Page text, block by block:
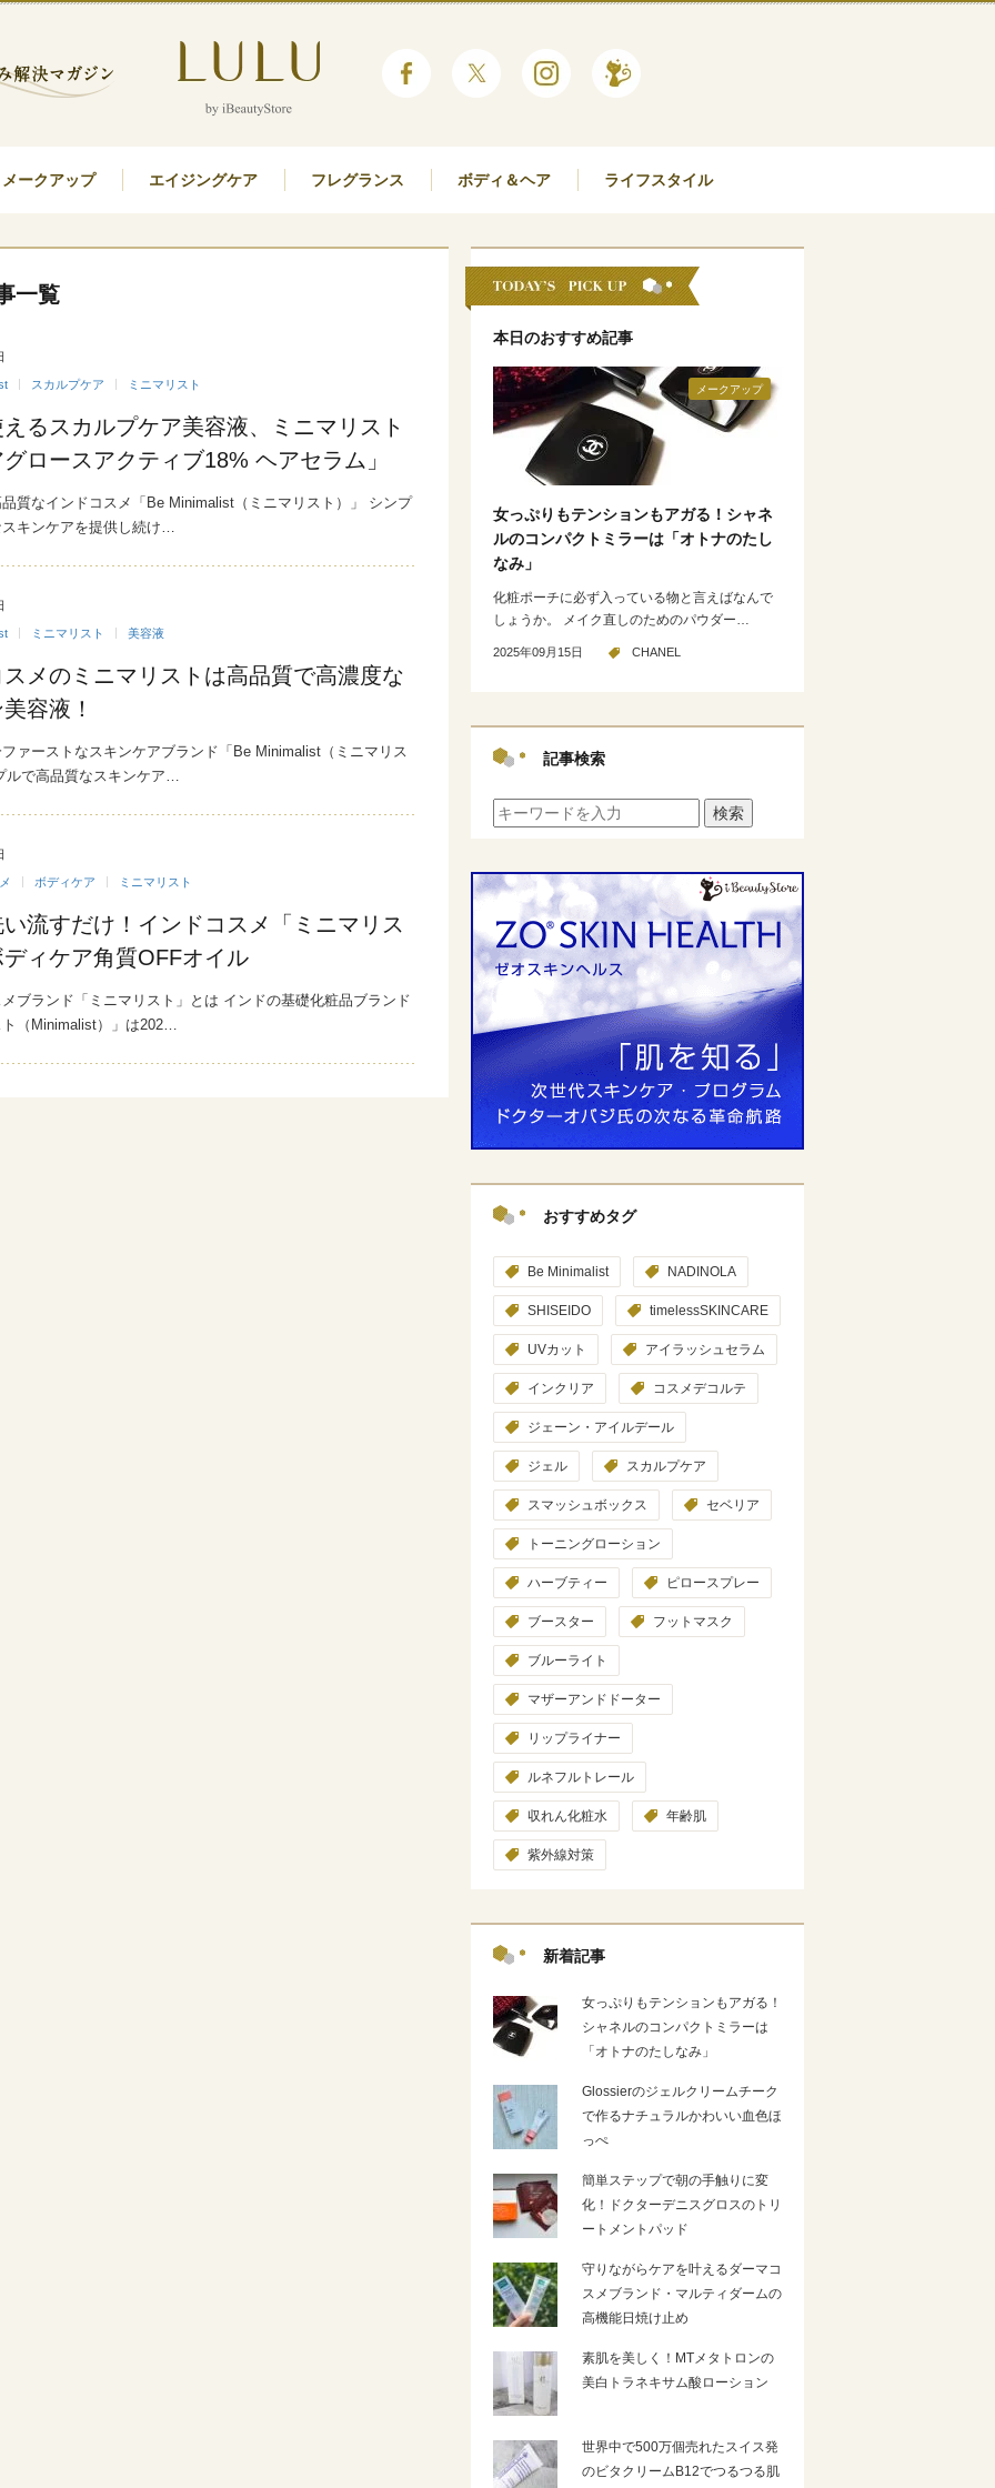
メークアップ エイジングケア フレグランス ボディ＆ヘア ライフスタイル
一覧
スカルプケア ミニマリスト
るスカルプケア美容液、ミニマリスト
ロースアクティブ18% ヘアセラム」
質なインドコスメ「Be Minimalist（ミニマリスト）」 シンプ
キンケアを提供し続け…
ミニマリスト 美容液
スメのミニマリストは高品質で高濃度な
容液！
ァーストなスキンケアブランド「Be Minimalist（ミニマリス
ルで高品質なスキンケア…
ボディケア ミニマリスト
流すだけ！インドコスメ「ミニマリス
ディケア角質OFFオイル
ブランド「ミニマリスト」とは インドの基礎化粧品ブランド
ト（Minimalist）」は202…
本日のおすすめ記事
メークアップ
女っぷりもテンションもアガる！シャネ
ルのコンパクトミラーは「オトナのたし
なみ」
化粧ポーチに必ず入っている物と言えばなんで
しょうか。 メイク直しのためのパウダー…
2025年09月15日 CHANEL
記事検索
検索
おすすめタグ
Be Minimalist NADINOLA
SHISEIDO timelessSKINCARE
UVカット アイラッシュセラム
インクリア コスメデコルテ
ジェーン・アイルデール
ジェル スカルプケア
スマッシュボックス セベリア
トーニングローション
ハーブティー ピロースプレー
ブースター フットマスク
ブルーライト
マザーアンドドーター
リップライナー
ルネフルトレール
収れん化粧水 年齢肌
紫外線対策
新着記事
女っぷりもテンションもアガる！
シャネルのコンパクトミラーは
「オトナのたしなみ」
Glossierのジェルクリームチーク
で作るナチュラルかわいい血色ほ
っぺ
簡単ステップで朝の手触りに変
化！ドクターデニスグロスのトリ
ートメントパッド
守りながらケアを叶えるダーマコ
スメブランド・マルティダームの
高機能日焼け止め
素肌を美しく！MTメタトロンの
美白トラネキサム酸ローション
世界中で500万個売れたスイス発
のビタクリームB12でつるつる肌